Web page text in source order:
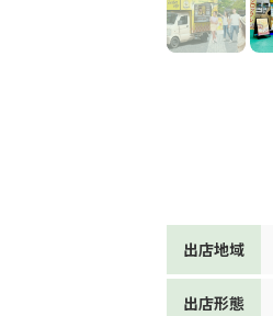
出店地域
出店形態